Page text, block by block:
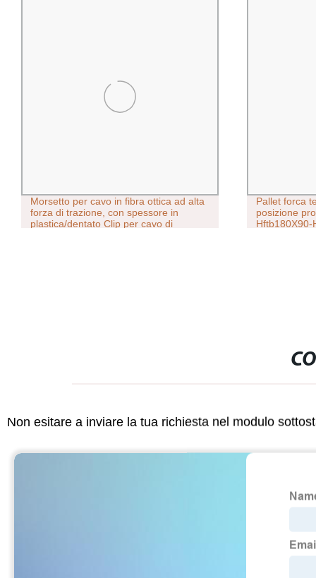
Morsetto per cavo in fibra ottica ad alta
forza di trazione, con spessore in
plastica/dentato Clip per cavo di
Pallet forca
posizione
Hftb180X90-
Non esitare a inviare la tua richiesta nel modulo